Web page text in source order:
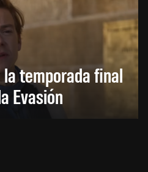
temporada final
Evasión